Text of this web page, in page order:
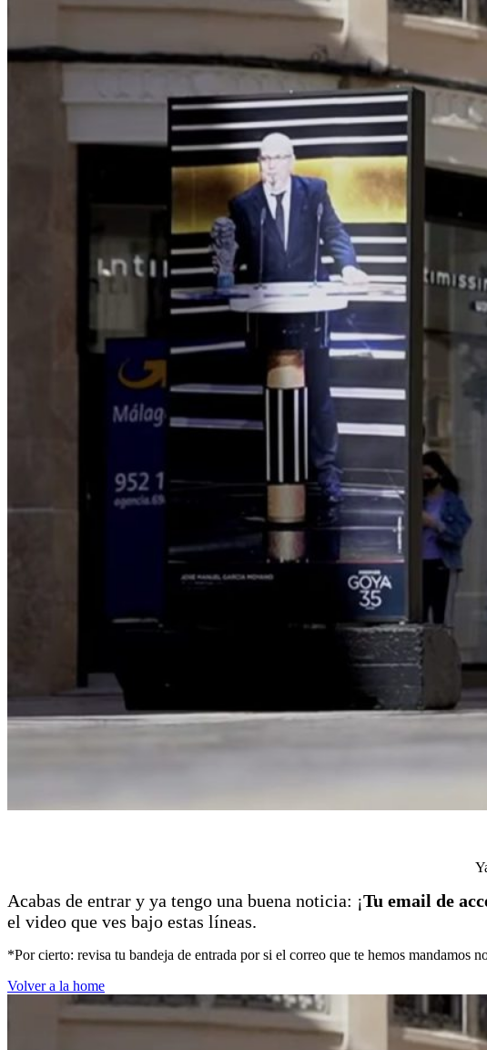
Acabas de entrar y ya tengo una buena noticia: ¡Tu email de
el video que ves bajo estas líneas.
*Por cierto: revisa tu bandeja de entrada por si el correo que te hemos mandamos
Volver a la home